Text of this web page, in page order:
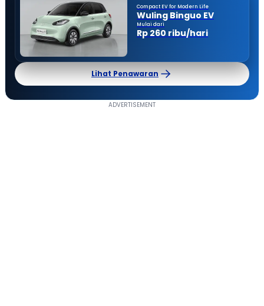
Compact EV for Modern Life
Wuling Binguo EV
Mulai dari
Rp 260 ribu/hari
Lihat Penawaran